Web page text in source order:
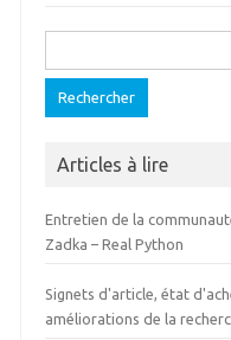
Articles à lire
Entretien de la
Zadka – Real Python
Signets d'article, état
améliorations de la